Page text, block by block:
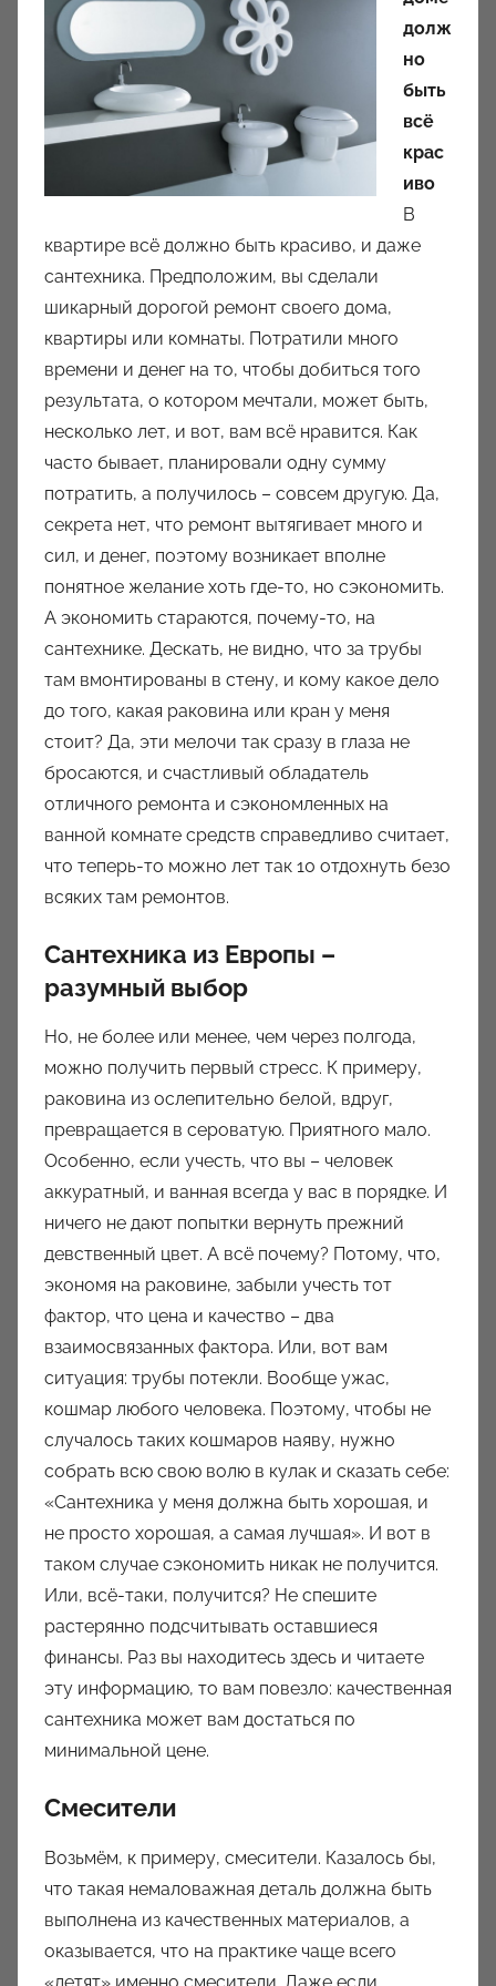
о
р
о
a
i
долж
но
быть
всё
крас
иво
В
квартире всё должно быть красиво, и даже
сантехника. Предположим, вы сделали
шикарный дорогой ремонт своего дома,
квартиры или комнаты. Потратили много
времени и денег на то, чтобы добиться того
результата, о котором мечтали, может быть,
несколько лет, и вот, вам всё нравится. Как
часто бывает, планировали одну сумму
потратить, а получилось – совсем другую. Да,
секрета нет, что ремонт вытягивает много и
сил, и денег, поэтому возникает вполне
понятное желание хоть где-то, но сэкономить.
А экономить стараются, почему-то, на
сантехнике. Дескать, не видно, что за трубы
там вмонтированы в стену, и кому какое дело
до того, какая раковина или кран у меня
стоит? Да, эти мелочи так сразу в глаза не
бросаются, и счастливый обладатель
отличного ремонта и сэкономленных на
ванной комнате средств справедливо считает,
что теперь-то можно лет так 10 отдохнуть безо
всяких там ремонтов.
Сантехника из Европы –
разумный выбор
Но, не более или менее, чем через полгода,
можно получить первый стресс. К примеру,
раковина из ослепительно белой, вдруг,
превращается в сероватую. Приятного мало.
Особенно, если учесть, что вы – человек
аккуратный, и ванная всегда у вас в порядке. И
ничего не дают попытки вернуть прежний
девственный цвет. А всё почему? Потому, что,
экономя на раковине, забыли учесть тот
фактор, что цена и качество – два
взаимосвязанных фактора. Или, вот вам
ситуация: трубы потекли. Вообще ужас,
кошмар любого человека. Поэтому, чтобы не
случалось таких кошмаров наяву, нужно
собрать всю свою волю в кулак и сказать себе:
«Сантехника у меня должна быть хорошая, и
не просто хорошая, а самая лучшая». И вот в
таком случае сэкономить никак не получится.
Или, всё-таки, получится? Не спешите
растерянно подсчитывать оставшиеся
финансы. Раз вы находитесь здесь и читаете
эту информацию, то вам повезло: качественная
сантехника может вам достаться по
минимальной цене.
Смесители
Возьмём, к примеру, смесители. Казалось бы,
что такая немаловажная деталь должна быть
выполнена из качественных материалов, а
оказывается, что на практике чаще всего
«летят» именно смесители. Даже если